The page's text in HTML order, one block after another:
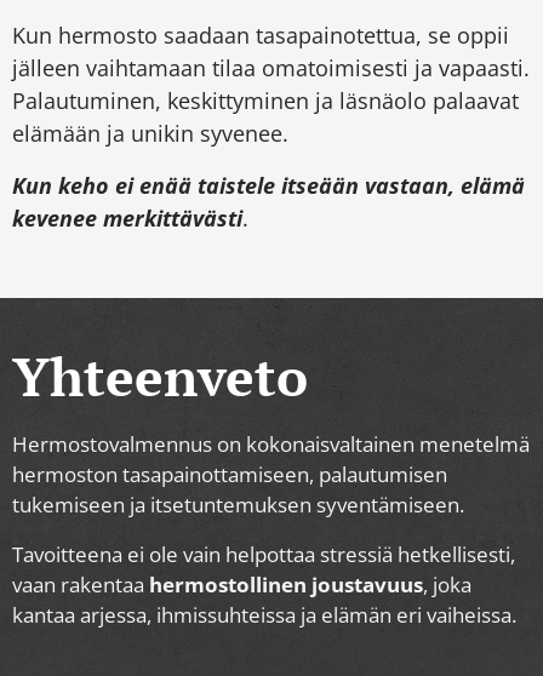
Kun hermosto saadaan tasapainotettua, se oppii
jälleen vaihtamaan tilaa omatoimisesti ja vapaasti.
Palautuminen, keskittyminen ja läsnäolo palaavat
elämään ja unikin syvenee.
Kun keho ei enää taistele itseään vastaan, elämä
kevenee merkittävästi.
Yhteenveto
Hermostovalmennus on kokonaisvaltainen menetelmä
hermoston tasapainottamiseen, palautumisen
tukemiseen ja itsetuntemuksen syventämiseen.
Tavoitteena ei ole vain helpottaa stressiä hetkellisesti,
vaan rakentaa hermostollinen joustavuus, joka
kantaa arjessa, ihmissuhteissa ja elämän eri vaiheissa.